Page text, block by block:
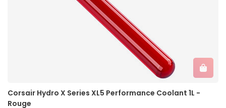
Corsair Hydro X Series XL5 Performance Coolant 1L -
Rouge